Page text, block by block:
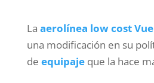
La aerolínea low cost
una modificación en su
de equipaje que la hace